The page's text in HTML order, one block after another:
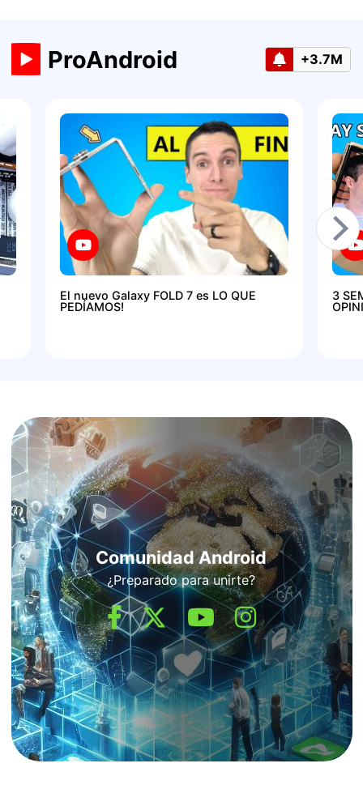
ProAndroid +3.7M
El nuevo Galaxy FOLD 7 es LO QUE
PEDÍAMOS!
3
Comunidad Android
¿Preparado para unirte?